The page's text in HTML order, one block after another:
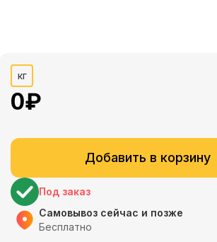
кг
0₽
Добавить в корзину
Под заказ
Самовывоз сейчас и позже
Бесплатно